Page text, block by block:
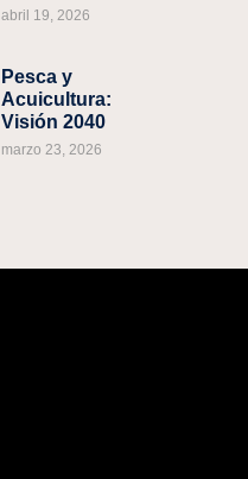
abril 19, 2026
Pesca y
Acuicultura:
Visión 2040
marzo 23, 2026